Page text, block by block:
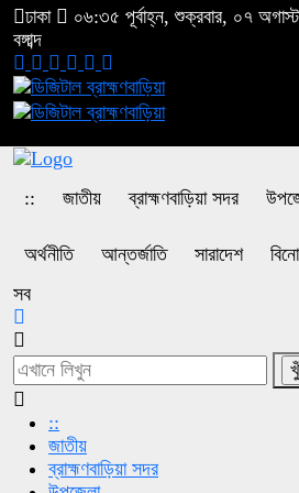
ঢাকা
০৬:৩৫ পূর্বাহ্ন, শুক্রবার, ০৭
বঙ্গাব্দ
:: জাতীয় ব্রাহ্মণবাড়িয়া সদর
অর্থনীতি আন্তর্জাতি সারাদেশ
সব
::
জাতীয়
ব্রাহ্মণবাড়িয়া সদর